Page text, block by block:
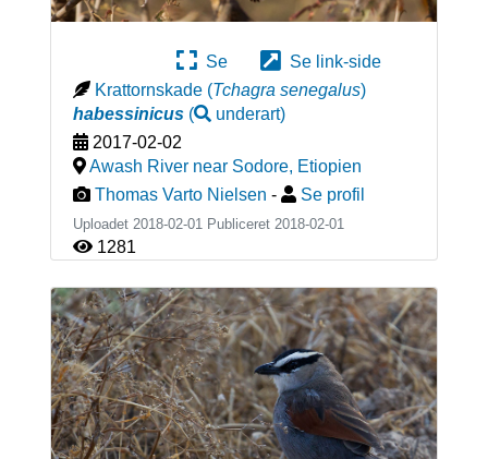
Se
Se link-side
Krattornskade (Tchagra senegalus)
habessinicus( underart)
2017-02-02
Awash River near Sodore, Etiopien
Thomas Varto Nielsen - Se profil
Uploadet 2018-02-01 Publiceret 2018-02-01
1281